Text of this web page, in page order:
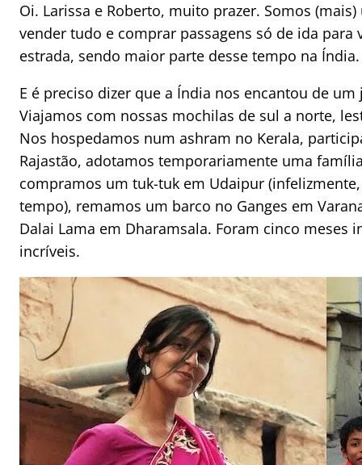
Oi. Larissa e Roberto, muito prazer. Somos
vender tudo e comprar passagens só de ida para
estrada, sendo maior parte desse tempo na Índia.
E é preciso dizer que a Índia nos encantou de
Viajamos com nossas mochilas de sul a norte,
Nos hospedamos num ashram no Kerala,
Rajastão, adotamos temporariamente uma
compramos um tuk-tuk em Udaipur
tempo), remamos um barco no Ganges em
Dalai Lama em Dharamsala. Foram cinco meses
incríveis.